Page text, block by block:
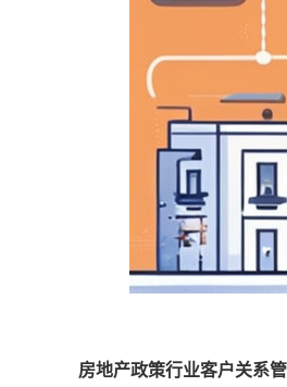
房地产政策行业客户关系